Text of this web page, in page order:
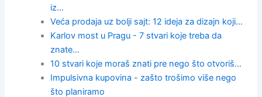
iz…
Veća prodaja uz bolji sajt: 12 ideja za dizajn koji…
Karlov most u Pragu - 7 stvari koje treba da
znate…
10 stvari koje moraš znati pre nego što otvoriš…
Impulsivna kupovina - zašto trošimo više nego
što planiramo